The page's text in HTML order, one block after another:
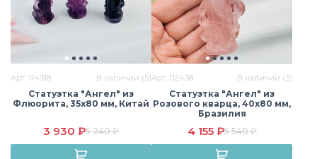
Лепидолит Лунный камень Малахит
Арт. 114318 В наличии (5)
Статуэтка "Ангел" из
Флюорита, 35х80 мм, Китай
3 930 ₽5 240 ₽
Арт. 112438 В наличии (3)
Статуэтка "Ангел" из
Розового кварца, 40х80 мм,
Бразилия
4 155 ₽5 540 ₽